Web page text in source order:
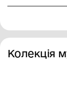
Колекція